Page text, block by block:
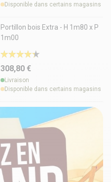
Disponible dans certains magasins
Portillon bois Extra - H 1m80 x P
1m00
308,80 €
Livraison
Disponible dans certains magasins